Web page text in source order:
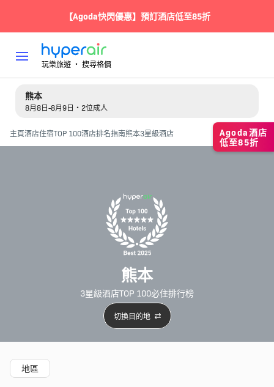
【Agoda快閃優惠】預訂酒店低至85折
玩樂旅遊 ‧ 搜尋格價
熊本
8月8日-8月9日・2位成人
主頁酒店住宿TOP 100酒店排名指南熊本3星級酒店
熊本
3星級酒店TOP 100必住排行榜
切換目的地
精選酒店
地區
Agoda酒店
低至85折